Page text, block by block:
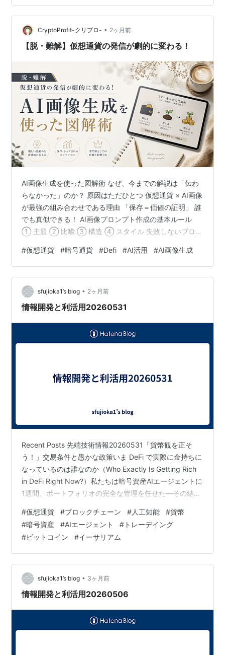
しく解説します ブロックチェーンとは「みんなで管理す
る台帳」です スマートコントラクトとは「自動で実行さ
れる契約」です NFTとは「世界に一つだけのデジタル証
明書」です DAOとは「みんなで運営する組織」です
CryptoProfit-クリプロ- • 2ヶ月前
【脱・難解】仮想通貨の発信が劇的に変わる！
AI画像生成を使った図解術 なぜ、今までの解説は「伝わ
らなかった」のか？ 原因はただひとつ 仮想通貨 × AI画像
が最強の組み合わせである理由 「保存＝価値の証明」 誰
でも真似できる！ AI画像プロンプト作成の基本ルール
① 主題 ② 比喩 ③ 構造 ④ スタイル 失敗しないプロン
方法 専門性が視覚的に伝わる コンテンツの保存率が上が
る ブログ滞在時間が伸びる これから求められるのは
「理解している人」ではなく「理解させられる人」 今日
からできる！ 3つのアクションプラン 1. 一番説明したい
DeFi用語を1つ選ぶ 2. その用語を何に例え…
#仮想通貨 #暗号通貨 #Defi #AI活用 #AI画像生成
sfujioka1’s blog • 2ヶ月前
情報開発と利活用20260531
Recent Posts 先端技術情報20260531「貨幣観を正そ
う！」交易条件と愚かな政策いま DeFi で実際に金持ちに
なっているのは誰なのか（Who Exactly Is Getting Rich
in DeFi Right Now?）私たちは暗号資産AIエージェントに
1週間、ポートフォリオの完全な管理を任せた—その結果
of Our Portfolio for a Week — Here’s What Happened）
(1)なぜ一部のトレーダーは勝ち、他のトレーダーは負け
るのか、その理由はこち…
#仮想通貨 #ブロックチェーン #人工知能 #貨幣
#暗号資産 #AIエージェント # トレーデイング
#ビットコイン #イーサリアム
sfujioka1’s blog • 3ヶ月前
情報開発と利活用20260506